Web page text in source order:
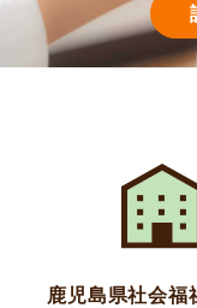
鹿児島県社会福